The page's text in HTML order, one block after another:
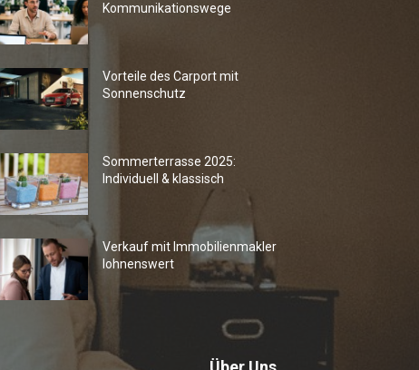
Kommunikationswege
Vorteile des Carport mit
Sonnenschutz
Sommerterrasse 2025:
Individuell & klassisch
Verkauf mit Immobilienmakler
lohnenswert